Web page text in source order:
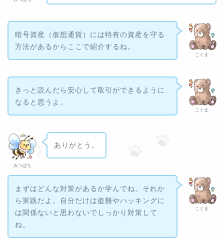
こぐま
暗号資産（仮想通貨）には特有の資産を守る
方法があるからここで紹介するね。
こぐま
きっと読んだら安心して取引ができるように
なると思うよ。
みつばち
ありがとう。
こぐま
まずはどんな対策があるか学んでね。それか
ら実践だよ。自分だけは盗難やハッキングに
は関係ないと思わないでしっかり対策して
ね。